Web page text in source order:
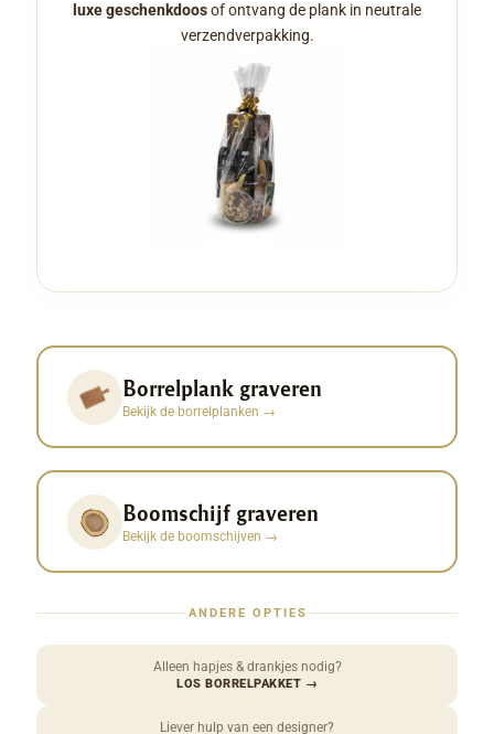
luxe geschenkdoosof ontvang de plank in neutrale
verzendverpakking.
Borrelplank graveren
Bekijk de borrelplanken →
Boomschijf graveren
Bekijk de boomschijven →
ANDERE OPTIES
Alleen hapjes & drankjes nodig?
LOS BORRELPAKKET →
Liever hulp van een designer?